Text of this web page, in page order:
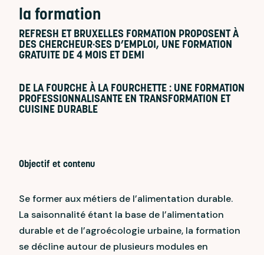
la formation
REFRESH ET BRUXELLES FORMATION PROPOSENT À
DES CHERCHEUR·SES D’EMPLOI, UNE FORMATION
GRATUITE DE 4 MOIS ET DEMI
DE LA FOURCHE À LA FOURCHETTE : UNE FORMATION
PROFESSIONNALISANTE EN TRANSFORMATION ET
CUISINE DURABLE
Objectif et contenu
Se former aux métiers de l’alimentation durable.
La saisonnalité étant la base de l’alimentation
durable et de l’agroécologie urbaine, la formation
se décline autour de plusieurs modules en